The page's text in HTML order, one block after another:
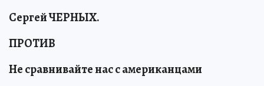
Сергей ЧЕРНЫХ.
ПРОТИВ
Не сравнивайте нас с американцами